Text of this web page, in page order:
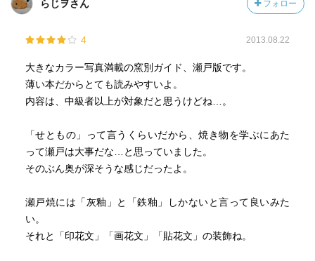
うところでしょう。
言われています。
瀬戸が大きく発展したのは、不純物の少ない良質の粘土
（陶土）が取れたことが大きいようです。この土はまた成
ないような製品も生まれました。
一方、時代が下るにつれ、水を通さない磁器が珍重される
ようになっていきます。ところが、瀬戸では産出されない
なか良質のものを作ることが出来ませんでした。１９世紀
行き、質の高い製品の作製に成功します。この民吉は磁粗
らじヲさん フォロー
4 2013.08.22
大きなカラー写真満載の窯別ガイド、瀬戸版です。
薄い本だからとても読みやすいよ。
内容は、中級者以上が対象だと思うけどね…。
「せともの」って言うくらいだから、焼き物を学ぶにあた
って瀬戸は大事だな…と思っていました。
そのぶん奥が深そうな感じだったよ。
瀬戸焼には「灰釉」と「鉄釉」しかないと言って良いみた
い。
それと「印花文」「画花文」「貼花文」の装飾ね。